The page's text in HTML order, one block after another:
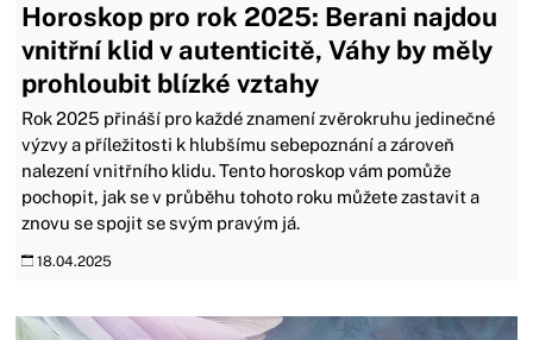
Horoskop pro rok 2025: Berani najdou
vnitřní klid v autenticitě, Váhy by měly
prohloubit blízké vztahy
Rok 2025 přináší pro každé znamení zvěrokruhu jedinečné
výzvy a příležitosti k hlubšímu sebepoznání a zároveň
nalezení vnitřního klidu. Tento horoskop vám pomůže
pochopit, jak se v průběhu tohoto roku můžete zastavit a
znovu se spojit se svým pravým já.
18.04.2025